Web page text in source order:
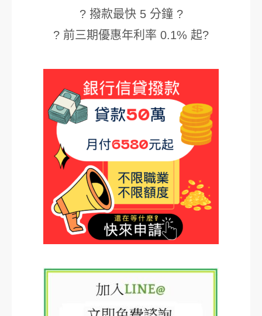
? 撥款最快 5 分鐘 ?
? 前三期優惠年利率 0.1% 起?